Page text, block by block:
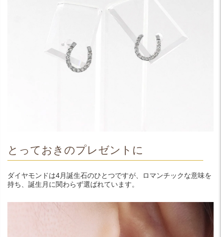
とっておきのプレゼントに
ダイヤモンドは4月誕生石のひとつですが、ロマンチックな意味を
持ち、誕生月に関わらず選ばれています。